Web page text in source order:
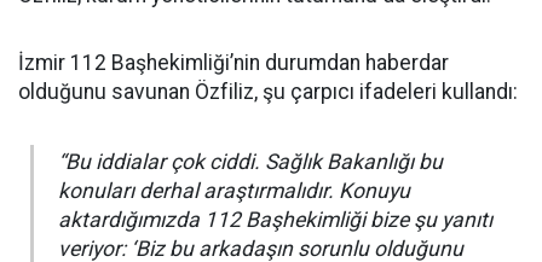
İzmir 112 Başhekimliği’nin durumdan haberdar
olduğunu savunan Özfiliz, şu çarpıcı ifadeleri kullandı:
“Bu iddialar çok ciddi. Sağlık Bakanlığı bu
konuları derhal araştırmalıdır. Konuyu
aktardığımızda 112 Başhekimliği bize şu yanıtı
veriyor: ‘Biz bu arkadaşın sorunlu olduğunu